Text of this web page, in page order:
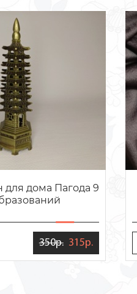
для дома Пагода 9
350р. 315р.